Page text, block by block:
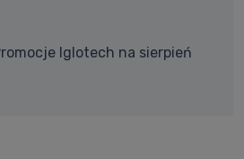
Iglotech na sierpień